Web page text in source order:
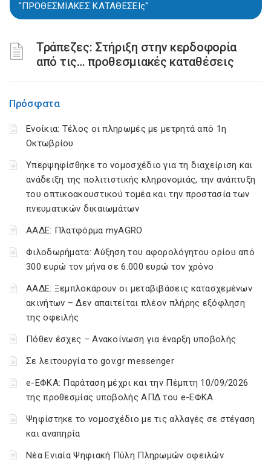
"ΠΡΟΘΕΣΜΙΑΚΕΣ ΚΑΤΑΘΕΣΕΙς"
Τράπεζες: Στήριξη στην κερδοφορία
από τις… προθεσμιακές καταθέσεις
Πρόσφατα
Ενοίκια: Τέλος οι πληρωμές με μετρητά από 1η
Οκτωβρίου
Υπερψηφίσθηκε το νομοσχέδιο για τη διαχείριση και
ανάδειξη της πολιτιστικής κληρονομιάς, την ανάπτυξη
του οπτικοακουστικού τομέα και την προστασία των
πνευματικών δικαιωμάτων
ΑΑΔΕ: Πλατφόρμα myAGRO
Φιλοδωρήματα: Αύξηση του αφορολόγητου ορίου από
300 ευρώ τον μήνα σε 6.000 ευρώ τον χρόνο
ΑΑΔΕ: Ξεμπλοκάρουν οι μεταβιβάσεις κατασχεμένων
ακινήτων – Δεν απαιτείται πλέον πλήρης εξόφληση
της οφειλής
Πόθεν έσχες – Ανακοίνωση για έναρξη υποβολής
Σε λειτουργία το gov.gr messenger
e-ΕΦΚΑ: Παράταση μέχρι και την Πέμπτη 10/09/2026
της προθεσμίας υποβολής ΑΠΔ του e-ΕΦΚΑ
Ψηφίστηκε το νομοσχέδιο με τις αλλαγές σε στέγαση
και αναπηρία
Νέα Ενιαία Ψηφιακή Πύλη Πληρωμών οφειλών